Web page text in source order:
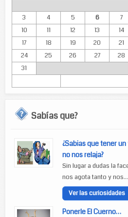
3
4 5 6 7
10
11 12 13 14
17
18 19 20 21
24
25 26 27 28
31
Sabías que?
¿Sabias que tener
no nos relaja?
Sin lugar a dudas la
nos agota tanto y nos...
Ver las curiosidades
Ponerle El Cuerno…